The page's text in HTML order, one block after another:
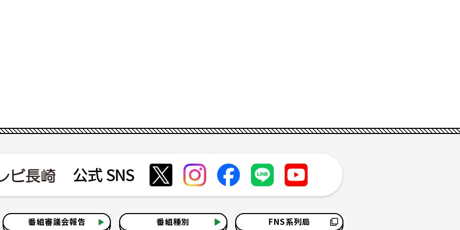
番組審議会報告 番組種別 FNS系列局